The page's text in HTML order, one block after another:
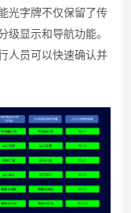
光字牌不仅保留了传
级显示和导航功能。
人员可以快速确认并